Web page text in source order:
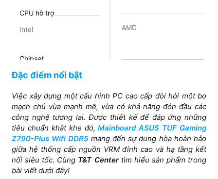
CPU hỗ trợ
Intel
Chipset
Intel Z790 Chipset
RAM hỗ trợ
4 x DIMM, Max. 192GB,
DDR5 7200(OC) /
7000(OC) / 6800(OC) /
6600(OC) / 6400(OC) /
6200(OC) / 6000(OC) /
5800(OC) / 5600 / 5400
AMD
4 x DDR4 DIMM Slots (
128GB )
Đặc điểm nổi bật
Việc xây dựng một cấu hình PC cao cấp đòi hỏi một bo
mạch chủ vừa mạnh mẽ, vừa có khả năng đón đầu các
công nghệ tương lai. Được thiết kế để đáp ứng những
tiêu chuẩn khắt khe đó,Mainboard ASUS TUF Gaming
Z790-Plus Wifi DDR5mang đến sự dung hòa hoàn hảo
giữa hệ thống cấp nguồn VRM đỉnh cao và hạ tầng kết
nối siêu tốc. Cùng T&T Centertìm hiểu sản phẩm trong
bài viết dưới đây!